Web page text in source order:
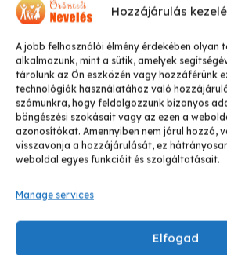
Hozzájárulás
A jobb felhasználói élmény érdekében olyan
alkalmazunk, mint a sütik, amelyek
tárolunk az Ön eszközén vagy hozzáférünk
technológiák használatához való
számunkra, hogy feldolgozzunk bizonyos
böngészési szokásait vagy az ezen a
azonosítókat. Amennyiben nem járul hozzá,
visszavonja a hozzájárulását, ez
weboldal egyes funkcióit és szolgáltatásait.
Manage services
Elfogad
risus, blandit et sem eu, faucibus
Quisque at ornare ipsum.
vitae bibendum semper, tortor
mauris, a facilisis ex enim non nibh.
Contact Me